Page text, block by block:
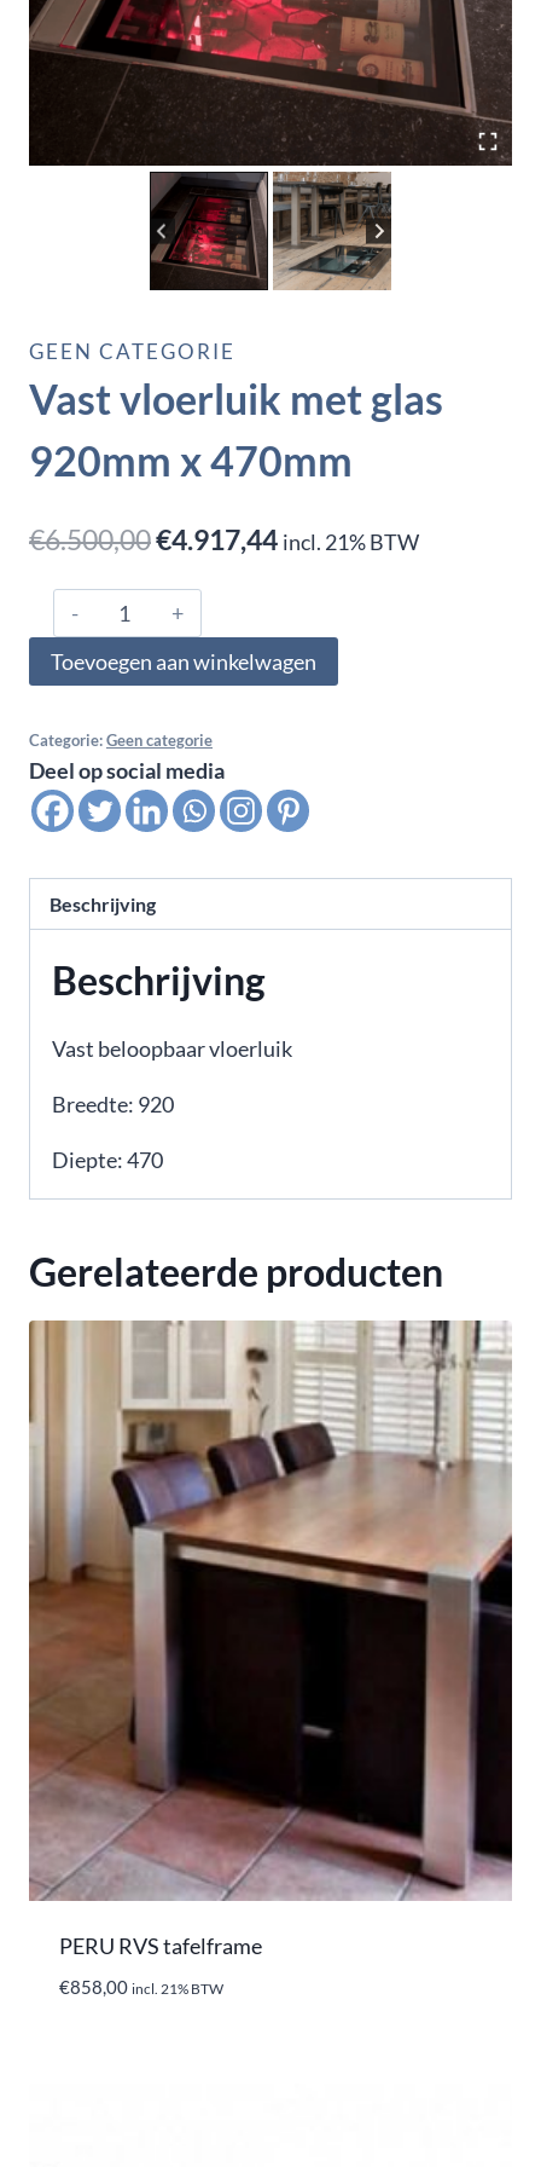
GEEN CATEGORIE
Vast vloerluik met glas
920mm x 470mm
€6.500,00Oorspronkelijke
prijs
was:
€6.500,00.
€4.917,44Huidige
€4.917,44.
incl. 21% BTW
Vast
vloerluik
met
920mm
x
470mm
Toevoegen aan winkelwagen
Categorie: Geen categorie
Deel op social media
Beschrijving
Beschrijving
Vast beloopbaar vloerluik
Breedte: 920
Diepte: 470
Gerelateerde producten
PERU RVS tafelframe
€858,00 incl. 21% BTW